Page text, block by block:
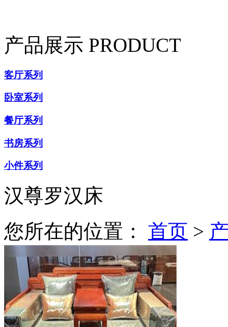
产品展示 PRODUCT
客厅系列
卧室系列
餐厅系列
书房系列
小件系列
汉尊罗汉床
您所在的位置： 首页 >